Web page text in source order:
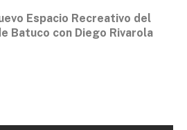
Espacio Recreativo del
Batuco con Diego Rivarola